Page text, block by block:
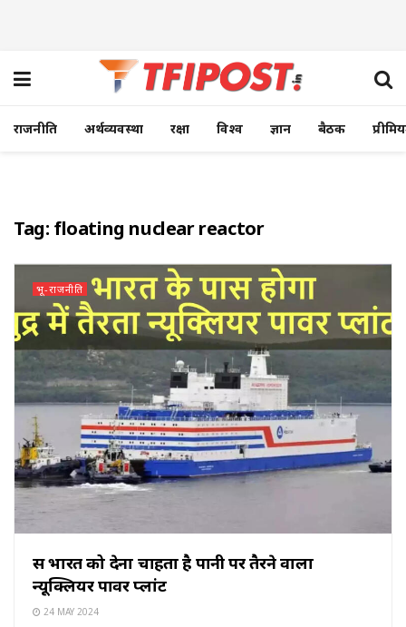
राजनीति अर्थव्यवस्था रक्षा विश्व ज्ञान बैठक
Tag: floating nuclear reactor
भू-राजनीति
रूस भारत को देना चाहता है पानी पर तैरने वाला
न्यूक्लियर पावर प्लांट
24 MAY 2024